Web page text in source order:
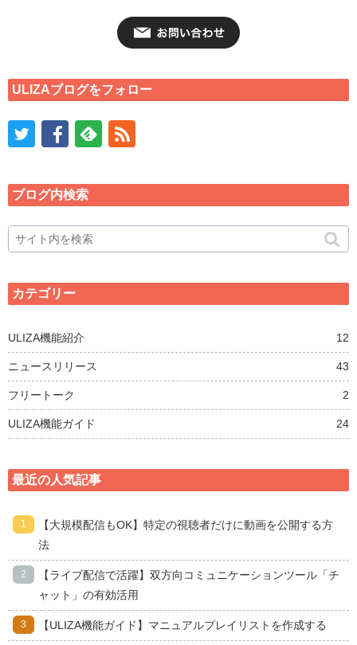
ULIZAブログをフォロー
ブログ内検索
カテゴリー
ULIZA機能紹介 12
ニュースリリース 43
フリートーク 2
ULIZA機能ガイド 24
最近の人気記事
【大規模配信もOK】特定の視聴者だけに動画を公開する方
法
【ライブ配信で活躍】双方向コミュニケーションツール「チ
ャット」の有効活用
【ULIZA機能ガイド】マニュアルプレイリストを作成する